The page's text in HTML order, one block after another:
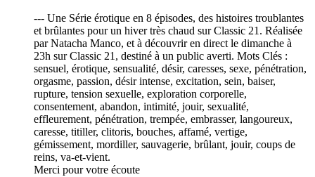
--- Une Série érotique en 8 épisodes, des histoires troublantes
et brûlantes pour un hiver très chaud sur Classic 21. Réalisée
par Natacha Manco, et à découvrir en direct le dimanche à
23h sur Classic 21, destiné à un public averti. Mots Clés :
sensuel, érotique, sensualité, désir, caresses, sexe, pénétration,
orgasme, passion, désir intense, excitation, sein, baiser,
rupture, tension sexuelle, exploration corporelle,
consentement, abandon, intimité, jouir, sexualité,
effleurement, pénétration, trempée, embrasser, langoureux,
caresse, titiller, clitoris, bouches, affamé, vertige,
gémissement, mordiller, sauvagerie, brûlant, jouir, coups de
reins, va-et-vient.
Merci pour votre écoute